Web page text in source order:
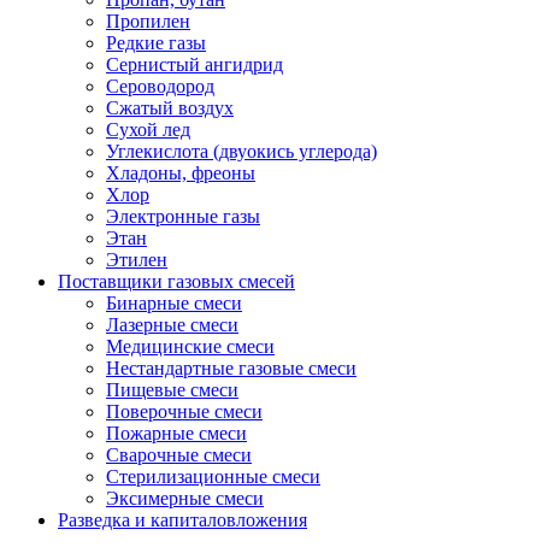
Пропилен
Редкие газы
Сернистый ангидрид
Сероводород
Сжатый воздух
Сухой лед
Углекислота (двуокись углерода)
Хладоны, фреоны
Хлор
Электронные газы
Этан
Этилен
Поставщики газовых смесей
Бинарные смеси
Лазерные смеси
Медицинские смеси
Нестандартные газовые смеси
Пищевые смеси
Поверочные смеси
Пожарные смеси
Сварочные смеси
Стерилизационные смеси
Эксимерные смеси
Разведка и капиталовложения